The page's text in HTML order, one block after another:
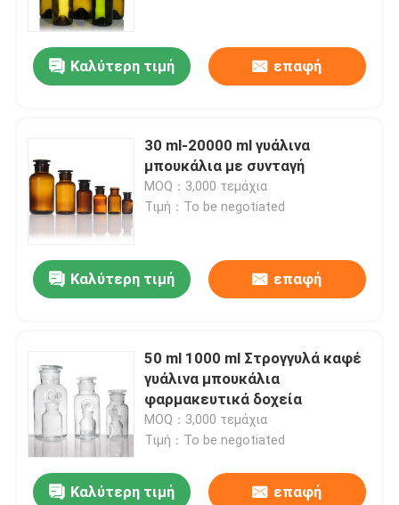
Γυάλινα είδη οικιακής χρήσης
Καλύτερη τιμή επαφή
30 ml-20000 ml γυάλινα
μπουκάλια με συνταγή
MOQ：3,000 τεμάχια
Τιμή：To be negotiated
Καλύτερη τιμή επαφή
50 ml 1000 ml Στρογγυλά καφέ
γυάλινα μπουκάλια
φαρμακευτικά δοχεία
MOQ：3,000 τεμάχια
Τιμή：To be negotiated
Καλύτερη τιμή επαφή